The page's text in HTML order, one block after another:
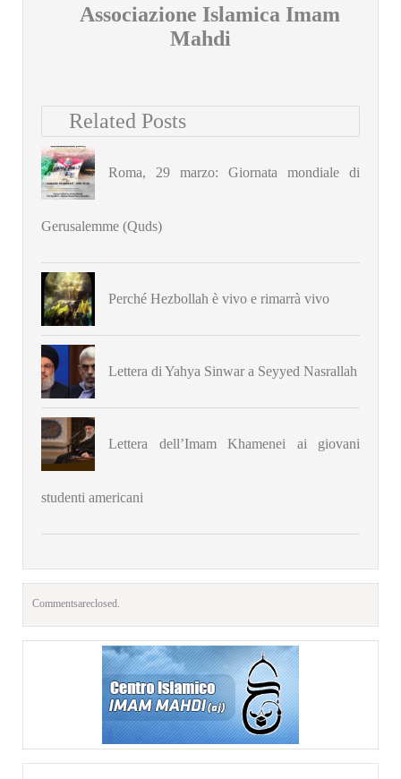
Associazione Islamica Imam
Mahdi
Related Posts
Roma, 29 marzo: Giornata mondiale di
Gerusalemme (Quds)
Perché Hezbollah è vivo e rimarrà vivo
Lettera di Yahya Sinwar a Seyyed Nasrallah
Lettera dell’Imam Khamenei ai giovani
studenti americani
Comments are closed.